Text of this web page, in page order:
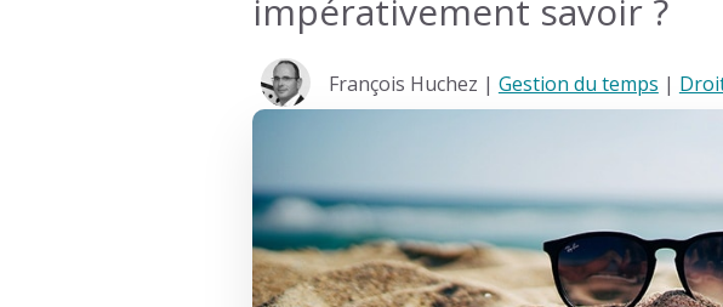
impérativement savoir ?
François Huchez | Gestion du temps |